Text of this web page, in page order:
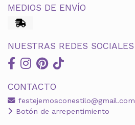
MEDIOS DE ENVÍO
NUESTRAS REDES SOCIALES
CONTACTO
festejemosconestilo@gmail.com
Botón de arrepentimiento